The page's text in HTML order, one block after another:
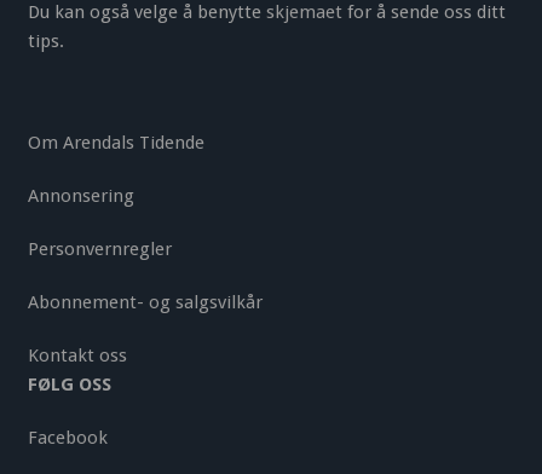
Du kan også velge å benytte skjemaet for å sende oss ditt
tips.
Om Arendals Tidende
Annonsering
Personvernregler
Abonnement- og salgsvilkår
Kontakt oss
FØLG OSS
Facebook